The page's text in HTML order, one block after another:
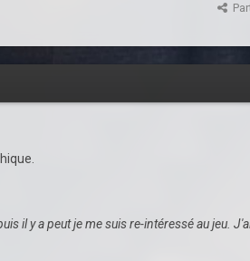
il y a peut je me suis re-intéressé au jeu.